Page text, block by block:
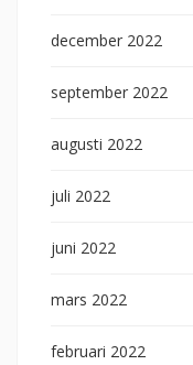
december 2022
september 2022
augusti 2022
juli 2022
juni 2022
mars 2022
februari 2022